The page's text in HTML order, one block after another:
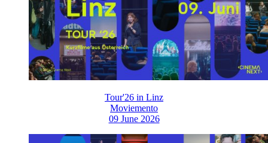
Tour'26 in Linz
Moviemento
09 June 2026